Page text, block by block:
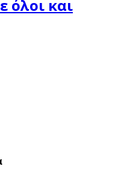
όλοι και